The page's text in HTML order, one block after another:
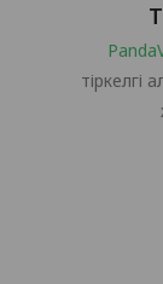
тіркелгі